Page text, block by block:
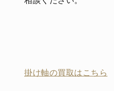
掛け軸の買取はこちら